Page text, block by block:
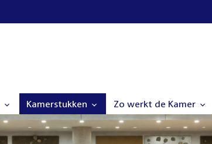
Kamerstukken Zo werkt de Kamer